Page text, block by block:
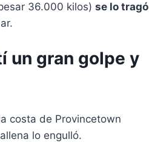
36.000 kilos) se lo tragó
un gran golpe y
costa de Provincetown
lo engulló.